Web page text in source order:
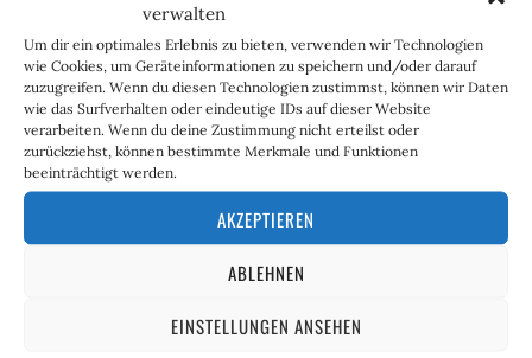
verwalten
Um dir ein optimales Erlebnis zu bieten, verwenden wir Technologien
wie Cookies, um Geräteinformationen zu speichern und/oder darauf
zuzugreifen. Wenn du diesen Technologien zustimmst, können wir Daten
wie das Surfverhalten oder eindeutige IDs auf dieser Website
verarbeiten. Wenn du deine Zustimmung nicht erteilst oder
zurückziehst, können bestimmte Merkmale und Funktionen
beeinträchtigt werden.
AKZEPTIEREN
ABLEHNEN
EINSTELLUNGEN ANSEHEN
Gastautor
Hier schreiben unsere Gastautoren, bis sie sich in unserer
schließlich als regelmäßige Autoren ein eigenes Profil
bekommen.
Weitere Artikel des Autors